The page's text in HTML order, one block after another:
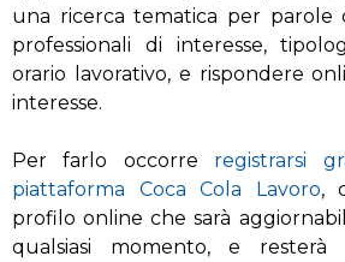
una ricerca tematica per parole
professionali di interesse,
orario lavorativo, e rispondere
interesse.
Per farlo occorre registrarsi
piattaforma Coca Cola Lavoro,
profilo online che sarà
qualsiasi momento, e